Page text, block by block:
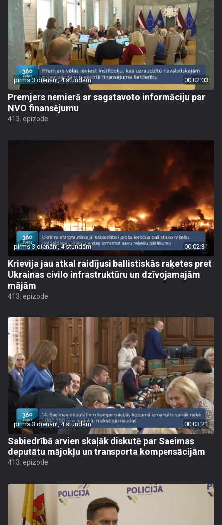
pirms 3 dienām, 4 stundām 00:02:03
Premjers nemierā ar sagatavoto informāciju par
NVO finansējumu
413. epizode
pirms 3 dienām, 4 stundām 00:02:31
Krievija jau atkal raidījusi ballistiskās raķetes pret
Ukrainas civilo infrastruktūru un dzīvojamajām
mājām
413. epizode
pirms 3 dienām, 4 stundām 00:03:21
Sabiedrībā arvien skaļāk diskutē par Saeimas
deputātu mājokļu un transporta kompensācijām
413. epizode